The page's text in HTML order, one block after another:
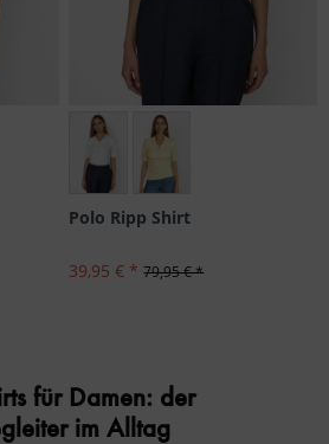
Größen: 36, 38, 40, 42, 44
Polo Ripp Shirt
39,95 € * 79,95 € *
für Damen: der
im Alltag